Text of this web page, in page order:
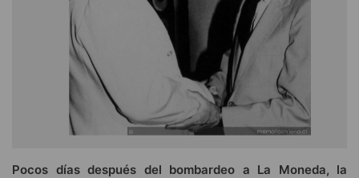
Pocos días después del bombardeo a La Moneda, la